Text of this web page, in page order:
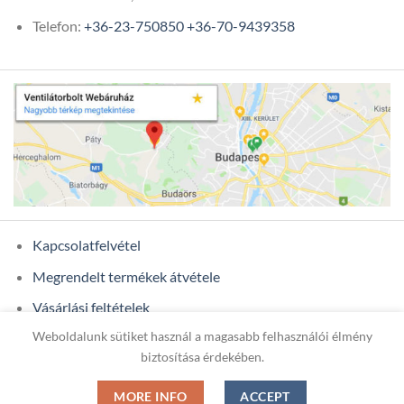
Telefon: +36-23-750850+36-70-9439358
Kapcsolatfelvétel
Megrendelt termékek átvétele
Vásárlási feltételek
Ügyfél adatok
Weboldalunk sütiket használ a magasabb felhasználói élmény
biztosítása érdekében.
MORE INFO ACCEPT